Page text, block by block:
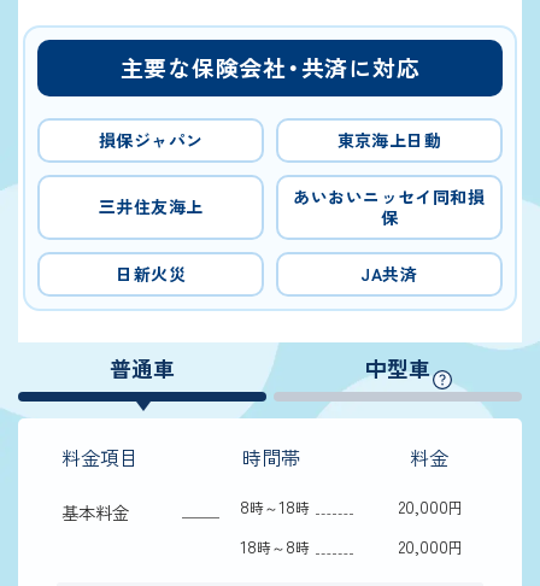
主要な保険会社・共済に対応
損保ジャパン 東京海上日動
三井住友海上
あいおいニッセイ同和損
保
日新火災 JA共済
普通車 中型車
料金項目 時間帯 料金
基本料金 8時～18時 20,000円
18時～8時 20,000円